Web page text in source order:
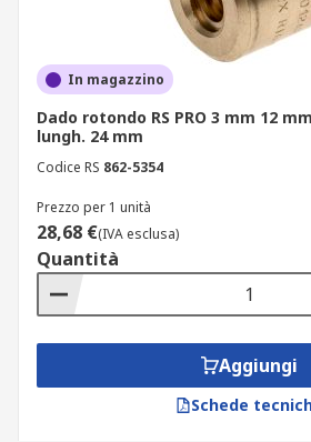
In magazzino
Dado rotondo RS PRO 3 mm 12
lungh. 24 mm
Codice RS 862-5354
Prezzo per 1 unità
28,68 €(IVA esclusa)
Quantità
Aggiungi
Schede